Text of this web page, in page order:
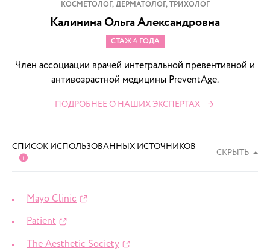
КОСМЕТОЛОГ, ДЕРМАТОЛОГ, ТРИХОЛОГ
Калинина Ольга Александровна
СТАЖ 4 ГОДА
Член ассоциации врачей интегральной превентивной и
антивозрастной медицины PreventAge.
ПОДРОБНЕЕ О НАШИХ ЭКСПЕРТАХ
СПИСОК ИСПОЛЬЗОВАННЫХ ИСТОЧНИКОВ
СКРЫТЬ
Mayo Clinic
Patient
The Aesthetic Society